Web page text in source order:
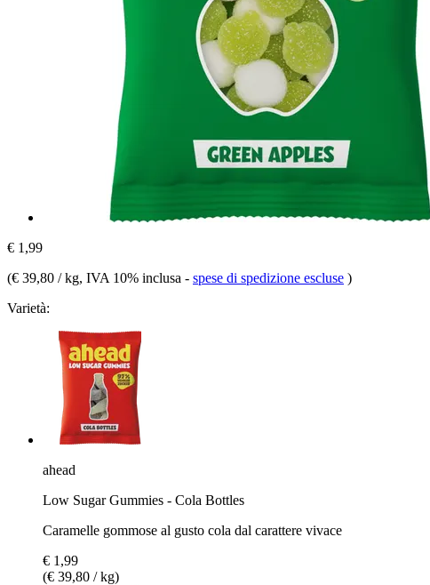
€ 1,99
(€ 39,80 / kg, IVA 10% inclusa - spese di spedizione escluse )
Varietà:
ahead
Low Sugar Gummies - Cola Bottles
Caramelle gommose al gusto cola dal carattere vivace
€ 1,99
(€ 39,80 / kg)